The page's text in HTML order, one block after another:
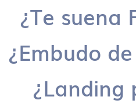
¿Te suena
¿Embudo
¿Landing